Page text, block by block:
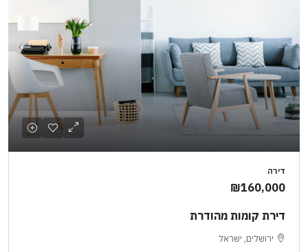
דירה
₪160,000
דירת קומות מהודרת
ירושלים, ישראל